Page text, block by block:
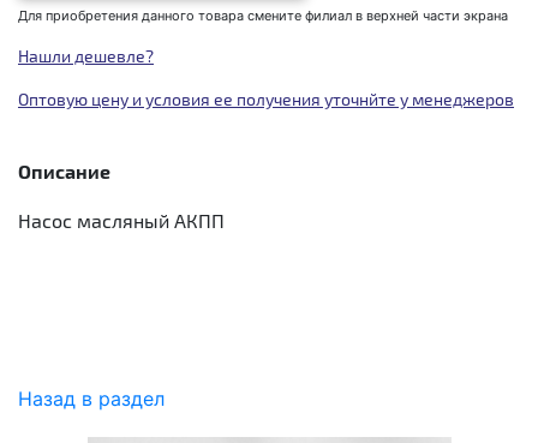
Для приобретения данного товара смените филиал в верхней части экрана
Нашли дешевле?
Оптовую цену и условия ее получения уточнйте у менеджеров
Описание
Насос масляный АКПП
Назад в раздел